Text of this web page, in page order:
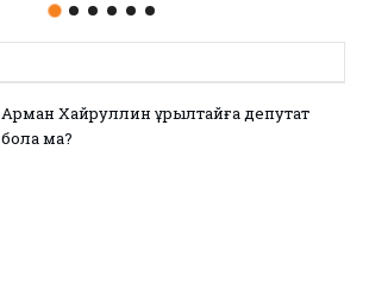
Арман Хайруллин Құрылтайға депутат
бола ма?